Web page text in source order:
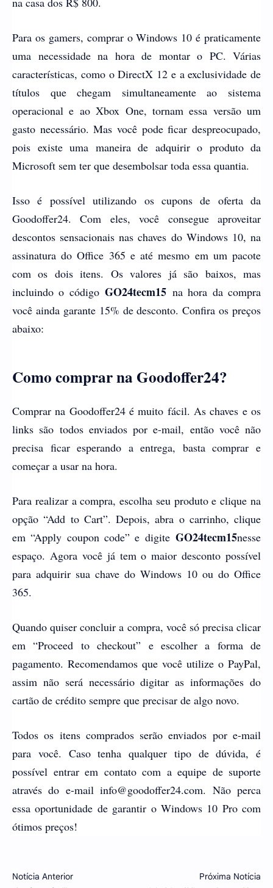
Para os gamers, comprar o Windows 10 é praticamente
uma necessidade na hora de montar o PC. Várias
características, como o DirectX 12 e a exclusividade de
títulos que chegam simultaneamente ao sistema
operacional e ao Xbox One, tornam essa versão um
gasto necessário. Mas você pode ficar despreocupado,
pois existe uma maneira de adquirir o produto da
Microsoft sem ter que desembolsar toda essa quantia.
Isso é possível utilizando os cupons de oferta da
Goodoffer24. Com eles, você consegue aproveitar
descontos sensacionais nas chaves do Windows 10, na
assinatura do Office 365 e até mesmo em um pacote
com os dois itens. Os valores já são baixos, mas
incluindo o códigoGO24tecm15 na hora da compra
você ainda garante 15% de desconto. Confira os preços
abaixo:
Como comprar na Goodoffer24?
Comprar na Goodoffer24 é muito fácil. As chaves e os
links são todos enviados por e-mail, então você não
precisa ficar esperando a entrega, basta comprar e
começar a usar na hora.
Para realizar a compra, escolha seu produto e clique na
opção “Add to Cart”. Depois, abra o carrinho, clique
em “Apply coupon code” e digite GO24tecm15nesse
espaço. Agora você já tem o maior desconto possível
para adquirir sua chave do Windows 10 ou do Office
365.
Quando quiser concluir a compra, você só precisa clicar
em “Proceed to checkout” e escolher a forma de
pagamento. Recomendamos que você utilize o PayPal,
assim não será necessário digitar as informações do
cartão de crédito sempre que precisar de algo novo.
Todos os itens comprados serão enviados por e-mail
para você. Caso tenha qualquer tipo de dúvida, é
possível entrar em contato com a equipe de suporte
através do e-mail info@goodoffer24.com. Não perca
essa oportunidade de garantir o Windows 10 Pro com
ótimos preços!